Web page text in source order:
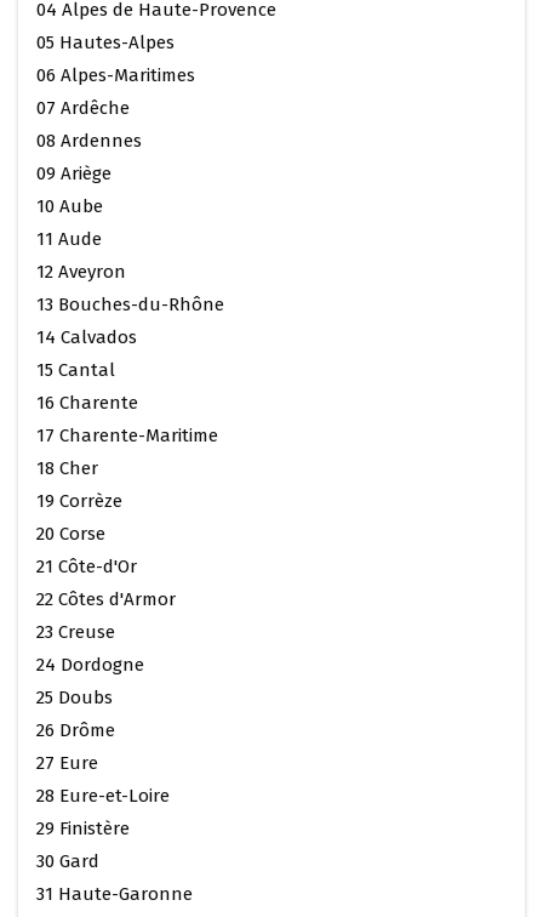
04 Alpes de Haute-Provence
05 Hautes-Alpes
06 Alpes-Maritimes
07 Ardêche
08 Ardennes
09 Ariège
10 Aube
11 Aude
12 Aveyron
13 Bouches-du-Rhône
14 Calvados
15 Cantal
16 Charente
17 Charente-Maritime
18 Cher
19 Corrèze
20 Corse
21 Côte-d'Or
22 Côtes d'Armor
23 Creuse
24 Dordogne
25 Doubs
26 Drôme
27 Eure
28 Eure-et-Loire
29 Finistère
30 Gard
31 Haute-Garonne